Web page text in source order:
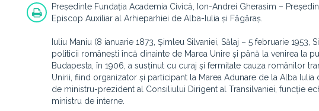
Președinte Fundația Academia Civică, Ion-Andrei Gherasim –
Episcop Auxiliar al Arhieparhiei de Alba-Iulia și Făgăraș.
Iuliu Maniu (8 ianuarie 1873, Șimleu Silvaniei, Sălaj – 5 februarie
politicii românești încă dinainte de Marea Unire și până la venirea la
Budapesta, în 1906, a susținut cu curaj și fermitate cauza românilor
Unirii, fiind organizator și participant la Marea Adunare de la Alba
de ministru-prezident al Consiliului Dirigent al Transilvaniei, funcție
ministru de interne.